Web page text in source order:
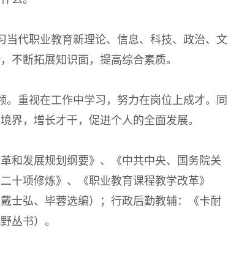
代职业教育新理论、信息、科技、政治、文
不断拓展知识面，提高综合素质。
重视在工作中学习，努力在岗位上成才。同
界，增长才干，促进个人的全面发展。
发展规划纲要》、《中共中央、国务院关
十项修炼》、《职业教育课程教学改革》
士弘、毕蓉选编）；行政后勤教辅：《卡耐
丛书）。